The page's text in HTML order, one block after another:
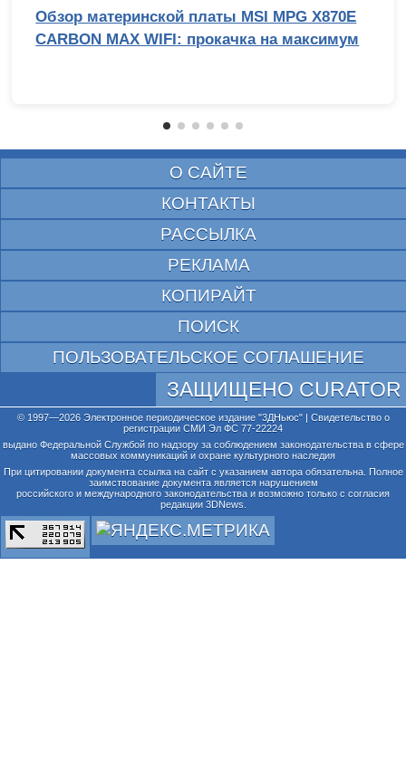
Обзор материнской платы MSI MPG X870E
CARBON MAX WIFI: прокачка на максимум
О САЙТЕ
КОНТАКТЫ
РАССЫЛКА
РЕКЛАМА
КОПИРАЙТ
ПОИСК
ПОЛЬЗОВАТЕЛЬСКОЕ СОГЛАШЕНИЕ
ЗАЩИЩЕНО CURATOR
© 1997—2026 Электронное периодическое издание "3ДНьюс" | Свидетельство о
регистрации СМИ Эл ФС 77-22224
выдано Федеральной Службой по надзору за соблюдением законодательства в сфере
массовых коммуникаций и охране культурного наследия
При цитировании документа ссылка на сайт с указанием автора обязательна. Полное
заимствование документа является нарушением
российского и международного законодательства и возможно только с согласия
редакции 3DNews.